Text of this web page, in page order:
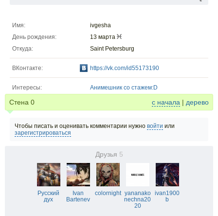
Имя:
ivgesha
День рождения:
13 марта
Откуда:
Saint Petersburg
ВКонтакте: https://vk.com/id55173190
Интересы: Анимешник со стажем:D
Стена 0 с начала | дерево
Чтобы писать и оценивать комментарии нужно войти или
зарегистрироваться
Друзья 5
Русский
дух
Ivan
Bartenev
colornight yananako
nechna20
20
ivan1900
b